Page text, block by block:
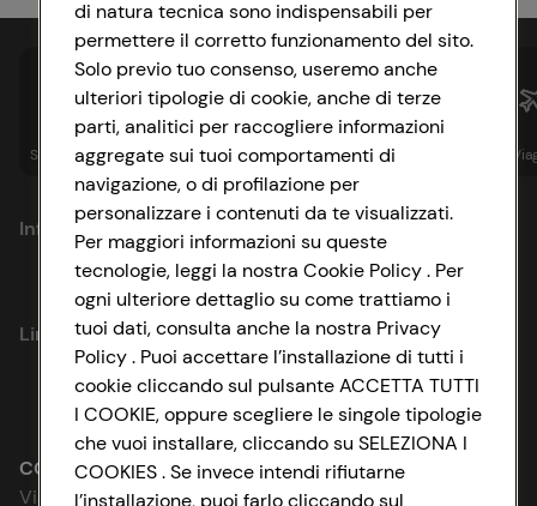
Spesa online Assicurazioni Sapori& Istituzionale
Informazioni
Privacy Policy
Cookie Policy
Impostazioni Cookie
Accessibilità
Link utili
Lavora con noi
Le cooperative
CONAD SOCIETÀ COOPERATIVA
Via Michelino, 59 | 40127 BOLOGNA
di natura tecnica sono indispensabili per
permettere il corretto funzionamento del sito.
Solo previo tuo consenso, useremo anche
ulteriori tipologie di cookie, anche di terze
parti, analitici per raccogliere informazioni
aggregate sui tuoi comportamenti di
navigazione, o di profilazione per
personalizzare i contenuti da te visualizzati.
Per maggiori informazioni su queste
tecnologie, leggi la nostra Cookie Policy . Per
ogni ulteriore dettaglio su come trattiamo i
tuoi dati, consulta anche la nostra Privacy
Policy . Puoi accettare l’installazione di tutti i
cookie cliccando sul pulsante ACCETTA TUTTI
I COOKIE, oppure scegliere le singole tipologie
che vuoi installare, cliccando su SELEZIONA I
COOKIES . Se invece intendi rifiutarne
l’installazione, puoi farlo cliccando sul